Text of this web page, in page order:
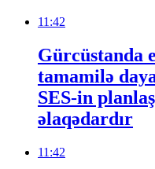
11:42
Gürcüstanda
tamamilə
SES-in
əlaqədardır
11:42